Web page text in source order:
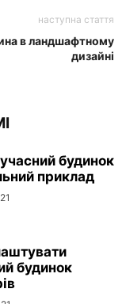
наступна стаття
в ландшафтному
дизайні
будинок
приклад
будинок